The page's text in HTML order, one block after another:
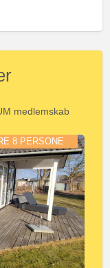
medlemskab
8 PERSONE